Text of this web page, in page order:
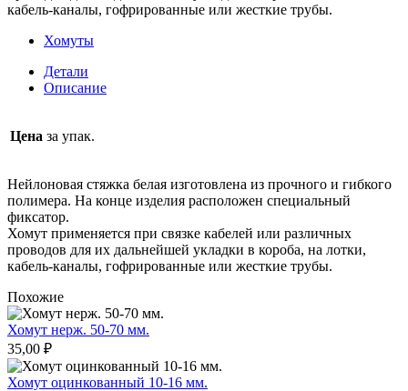
кабель-каналы, гофрированные или жесткие трубы.
Хомуты
Детали
Описание
Цена за упак.
Нейлоновая стяжка белая изготовлена из прочного и гибкого
полимера. На конце изделия расположен специальный
фиксатор.
Хомут применяется при связке кабелей или различных
проводов для их дальнейшей укладки в короба, на лотки,
кабель-каналы, гофрированные или жесткие трубы.
Похожие
Хомут нерж. 50-70 мм.
35,00 ₽
Хомут оцинкованный 10-16 мм.